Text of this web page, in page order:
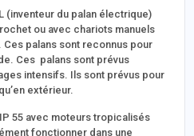
(inventeur du palan électrique)
ou avec chariots manuels
palans sont reconnus pour
Ces palans sont prévus
intensifs. Ils sont prévus pour
extérieur.
55 avec moteurs tropicalisés
fonctionner dans une